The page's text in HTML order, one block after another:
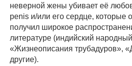
неверной жены убивает её
penis и/или его сердце, которые
получил широкое
литературе (индийский
«Жизнеописания трубадуров»,
другие).